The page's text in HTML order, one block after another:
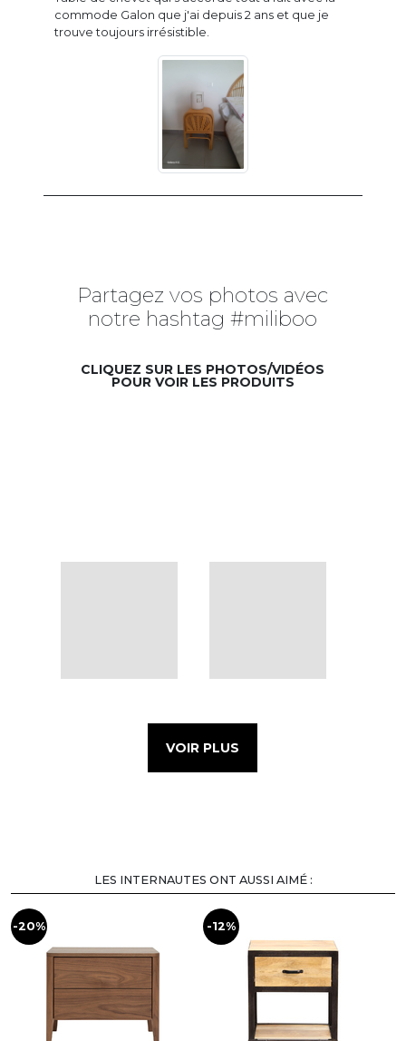
commode Galon que j'ai depuis 2 ans et que je
trouve toujours irrésistible.
Partagez vos photos avec
notre hashtag #miliboo
CLIQUEZ SUR LES PHOTOS/VIDÉOS
POUR VOIR LES PRODUITS
VOIR PLUS
LES INTERNAUTES ONT AUSSI AIMÉ :
-20% -12%